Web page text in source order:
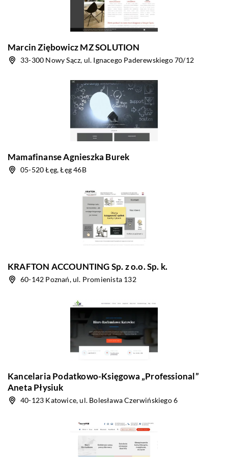
Marcin Ziębowicz MZ SOLUTION
33-300 Nowy Sącz, ul. Ignacego Paderewskiego 70/12
Mamafinanse Agnieszka Burek
05-520 Łęg, Łęg 46B
KRAFTON ACCOUNTING Sp. z o.o. Sp. k.
60-142 Poznań, ul. Promienista 132
Kancelaria Podatkowo-Księgowa „Professional”
Aneta Płysiuk
40-123 Katowice, ul. Bolesława Czerwińskiego 6